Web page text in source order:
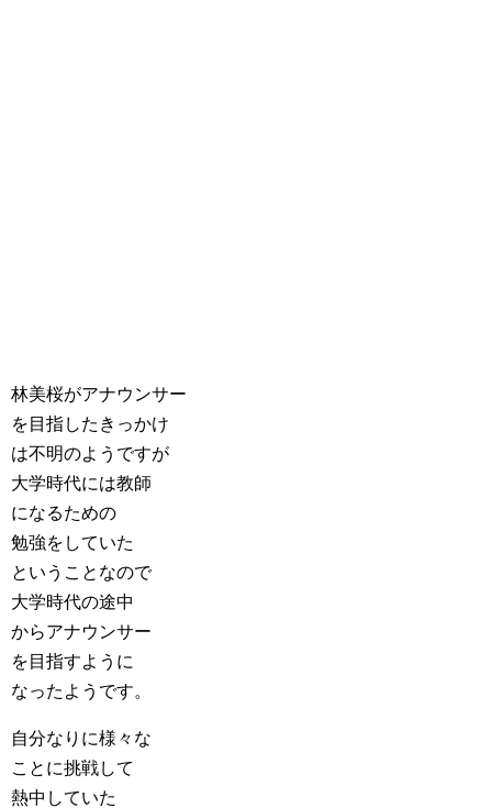
林美桜がアナウンサー
を目指したきっかけ
は不明のようですが
大学時代には教師
になるための
勉強をしていた
ということなので
大学時代の途中
からアナウンサー
を目指すように
なったようです。
自分なりに様々な
ことに挑戦して
熱中していた